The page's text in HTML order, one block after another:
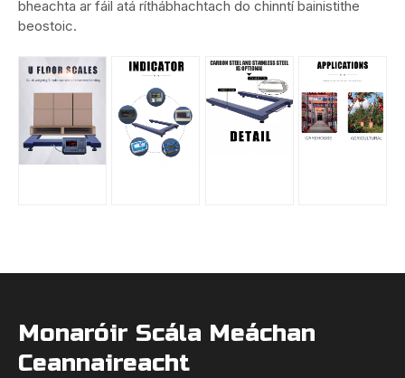
bheachta ar fáil atá ríthábhachtach do chinntí bainistithe
beostoic.
Monaróir Scála Meáchan
Ceannaireacht